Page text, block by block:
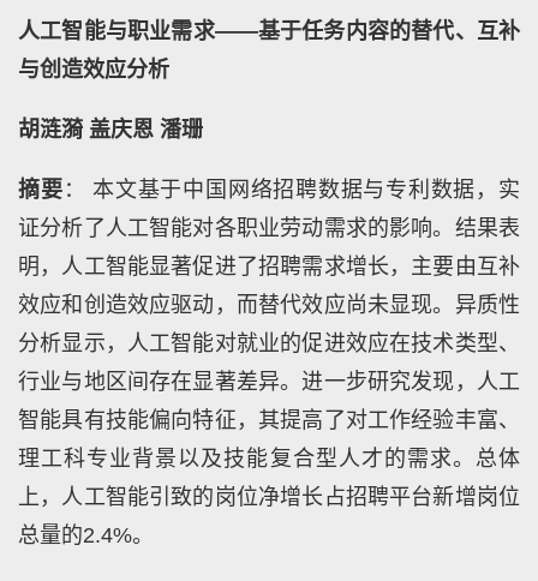
人工智能与职业需求——基于任务内容的替代、互补
与创造效应分析
胡涟漪 盖庆恩 潘珊
摘要 ： 本文基于中国网络招聘数据与专利数据，实
证分析了人工智能对各职业劳动需求的影响。结果表
明，人工智能显著促进了招聘需求增长，主要由互补
效应和创造效应驱动，而替代效应尚未显现。异质性
分析显示，人工智能对就业的促进效应在技术类型、
行业与地区间存在显著差异。进一步研究发现，人工
智能具有技能偏向特征，其提高了对工作经验丰富、
理工科专业背景以及技能复合型人才的需求。总体
上，人工智能引致的岗位净增长占招聘平台新增岗位
总量的2.4%。